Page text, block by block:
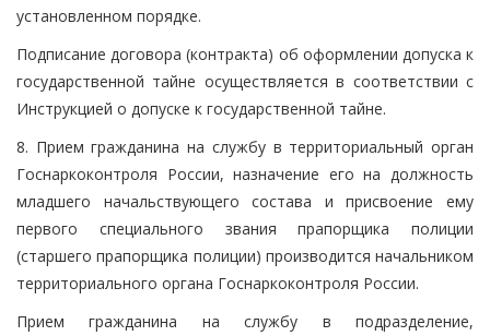
установленном порядке.
Подписание договора (контракта) об оформлении допуска к
государственной тайне осуществляется в соответствии с
Инструкцией о допуске к государственной тайне.
8. Прием гражданина на службу в территориальный орган
Госнаркоконтроля России, назначение его на должность
младшего начальствующего состава и присвоение ему
первого специального звания прапорщика полиции
(старшего прапорщика полиции) производится начальником
территориального органа Госнаркоконтроля России.
Прием гражданина на службу в подразделение,